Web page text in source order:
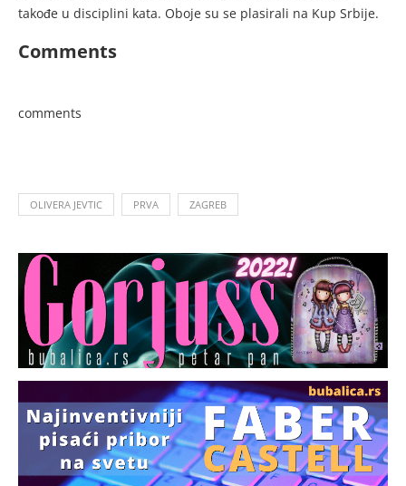
takođe u disciplini kata. Oboje su se plasirali na Kup Srbije.
Comments
comments
OLIVERA JEVTIC PRVA ZAGREB